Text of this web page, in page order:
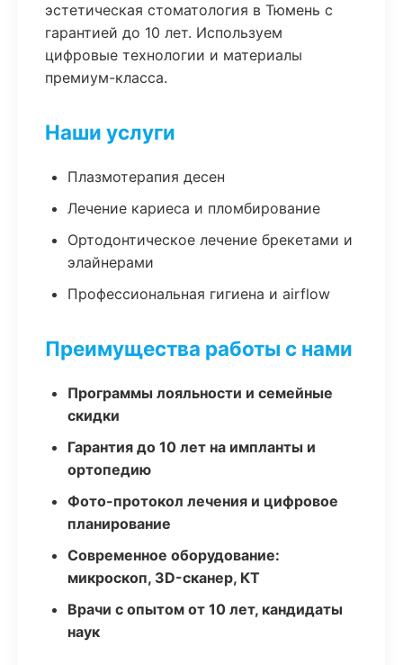
эстетическая стоматология в Тюмень с
гарантией до 10 лет. Используем
цифровые технологии и материалы
премиум-класса.
Наши услуги
Плазмотерапия десен
Лечение кариеса и пломбирование
Ортодонтическое лечение брекетами и
элайнерами
Профессиональная гигиена и airflow
Преимущества работы с нами
Программы лояльности и семейные
скидки
Гарантия до 10 лет на импланты и
ортопедию
Фото-протокол лечения и цифровое
планирование
Современное оборудование:
микроскоп, 3D-сканер, КТ
Врачи с опытом от 10 лет, кандидаты
наук